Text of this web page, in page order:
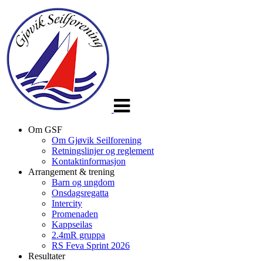
Om GSF
Om Gjøvik Seilforening
Retningslinjer og reglement
Kontaktinformasjon
Arrangement & trening
Barn og ungdom
Onsdagsregatta
Intercity
Promenaden
Kappseilas
2.4mR gruppa
RS Feva Sprint 2026
Resultater